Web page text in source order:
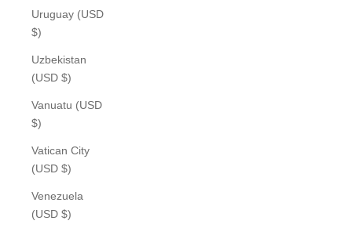
Uruguay (USD
$)
Uzbekistan
(USD $)
Vanuatu (USD
$)
Vatican City
(USD $)
Venezuela
(USD $)